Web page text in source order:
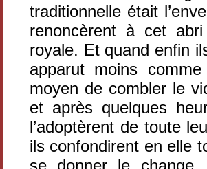
traditionnelle était
renoncèrent à cet
royale. Et quand enfin
apparut moins
moyen de combler le
et après quelques
l’adoptèrent de toute
ils confondirent en elle
se donner le